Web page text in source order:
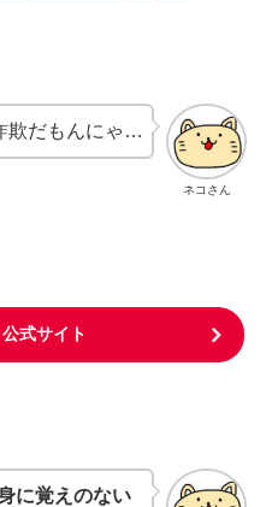
ネコさん
欺だもんにゃ…
式サイト
に覚えのない